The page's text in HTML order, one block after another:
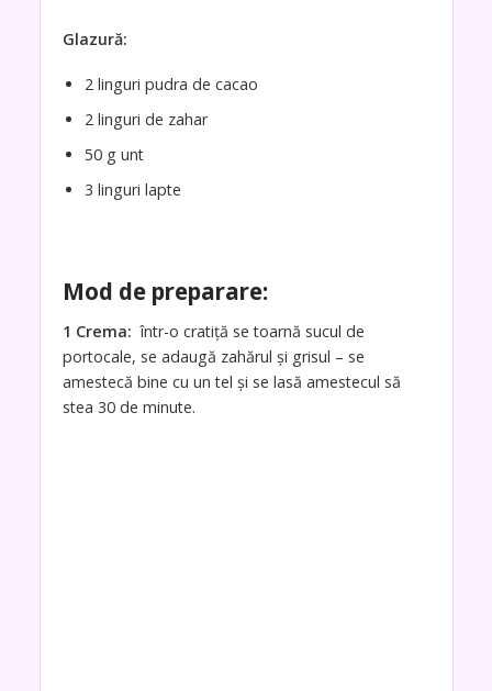
Glazură:
2 linguri pudra de cacao
2 linguri de zahar
50 g unt
3 linguri lapte
Mod de preparare:
1 Crema: într-o cratiță se toarnă sucul de
portocale, se adaugă zahărul și grisul – se
amestecă bine cu un tel și se lasă amestecul să
stea 30 de minute.